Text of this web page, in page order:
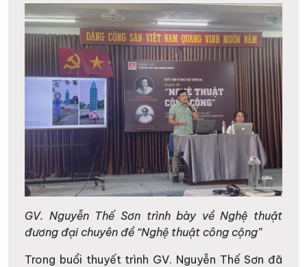
GV. Nguyễn Thế Sơn trình bày về Nghệ thuật
đương đại chuyên đề “Nghệ thuật công cộng”
Trong buổi thuyết trình GV. Nguyễn Thế Sơn đã